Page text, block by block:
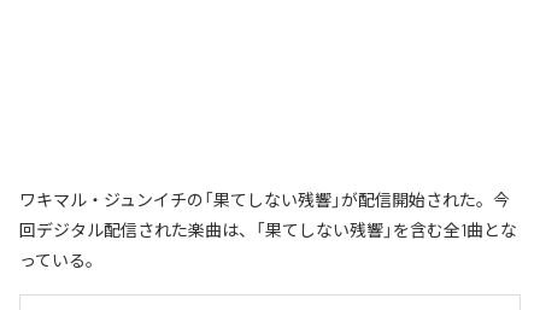
ワキマル・ジュンイチの「果てしない残響」が配信開始された。今
回デジタル配信された楽曲は、「果てしない残響」を含む全1曲とな
っている。